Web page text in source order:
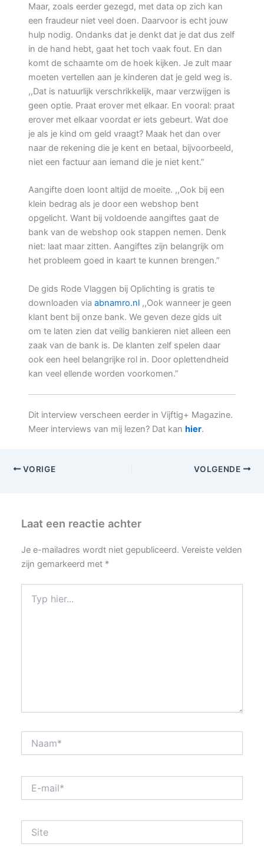
Maar, zoals eerder gezegd, met data op zich kan
een fraudeur niet veel doen. Daarvoor is echt jouw
hulp nodig. Ondanks dat je denkt dat je dat dus zelf
in de hand hebt, gaat het toch vaak fout. En dan
komt de schaamte om de hoek kijken. Je zult maar
moeten vertellen aan je kinderen dat je geld weg is.
,,Dat is natuurlijk verschrikkelijk, maar verzwijgen is
geen optie. Praat erover met elkaar. En vooral: praat
erover met elkaar voordat er iets gebeurt. Wat doe
je als je kind om geld vraagt? Maak het dan over
naar de rekening die je kent en betaal, bijvoorbeeld,
niet een factuur aan iemand die je niet kent.”
Aangifte doen loont altijd de moeite. ,,Ook bij een
klein bedrag als je door een webshop bent
opgelicht. Want bij voldoende aangiftes gaat de
bank van de webshop ook stappen nemen. Denk
niet: laat maar zitten. Aangiftes zijn belangrijk om
het probleem goed in kaart te kunnen brengen.”
De gids Rode Vlaggen bij Oplichting is gratis te
downloaden via abnamro.nl ,,Ook wanneer je geen
klant bent bij onze bank. We geven deze gids uit
om te laten zien dat veilig bankieren niet alleen een
zaak van de bank is. De klanten zelf spelen daar
ook een heel belangrijke rol in. Door oplettendheid
kan veel ellende worden voorkomen.”
Dit interview verscheen eerder in Vijftig+ Magazine.
Meer interviews van mij lezen? Dat kan hier.
VORIGE VOLGENDE
Laat een reactie achter
Je e-mailadres wordt niet gepubliceerd. Vereiste velden
zijn gemarkeerd met *
hier...
mail*